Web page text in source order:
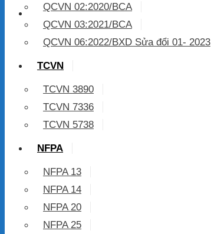
QCVN 02:2020/BCA
QCVN 03:2021/BCA
QCVN 06:2022/BXD Sửa đổi 01- 2023
TCVN
TCVN 3890
TCVN 7336
TCVN 5738
NFPA
NFPA 13
NFPA 14
NFPA 20
NFPA 25